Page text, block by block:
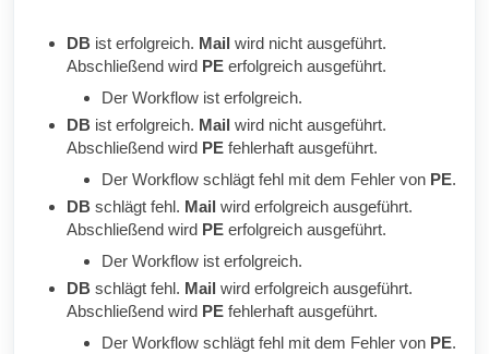
DB ist erfolgreich. Mail wird nicht ausgeführt.
Abschließend wird PE erfolgreich ausgeführt.
Der Workflow ist erfolgreich.
DB ist erfolgreich. Mail wird nicht ausgeführt.
Abschließend wird PE fehlerhaft ausgeführt.
Der Workflow schlägt fehl mit dem Fehler von PE.
DB schlägt fehl. Mail wird erfolgreich ausgeführt.
Abschließend wird PE erfolgreich ausgeführt.
Der Workflow ist erfolgreich.
DB schlägt fehl. Mail wird erfolgreich ausgeführt.
Abschließend wird PE fehlerhaft ausgeführt.
Der Workflow schlägt fehl mit dem Fehler von PE.